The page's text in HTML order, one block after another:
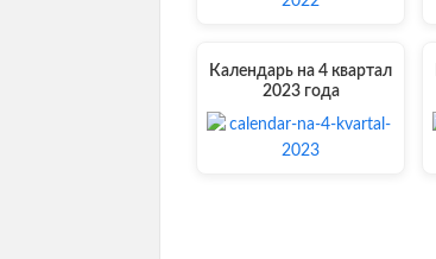
Календарь на 4 квартал
2023 года